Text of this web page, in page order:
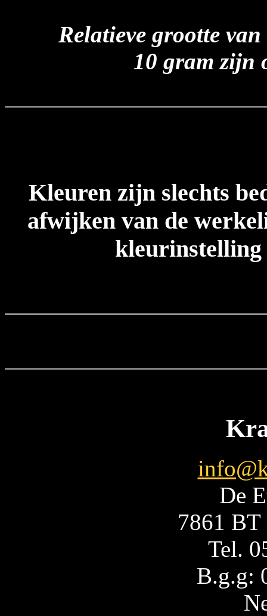
Relatieve grootte
10 gram zijn
Kleuren zijn slechts
afwijken van de
kleurinstelling
De
7861 BT
Tel.
B.g.g: